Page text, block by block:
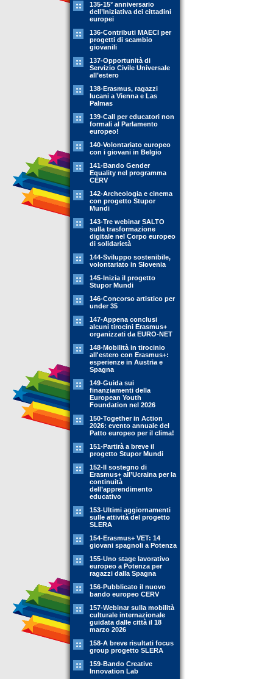
135-15° anniversario
dell’Iniziativa dei cittadini
europei
136-Contributi MAECI per
progetti di scambio
giovanili
137-Opportunità di
Servizio Civile Universale
all’estero
138-Erasmus, ragazzi
lucani a Vienna e Las
Palmas
139-Call per educatori non
formali al Parlamento
europeo!
140-Volontariato europeo
con i giovani in Belgio
141-Bando Gender
Equality nel programma
CERV
142-Archeologia e cinema
con progetto Stupor
Mundi
143-Tre webinar SALTO
sulla trasformazione
digitale nel Corpo europeo
di solidarietà
144-Sviluppo sostenibile,
volontariato in Slovenia
145-Inizia il progetto
Stupor Mundi
146-Concorso artistico per
under 35
147-Appena conclusi
alcuni tirocini Erasmus+
organizzati da EURO-NET
148-Mobilità in tirocinio
all'estero con Erasmus+:
esperienze in Austria e
Spagna
149-Guida sui
finanziamenti della
European Youth
Foundation nel 2026
150-Together in Action
2026: evento annuale del
Patto europeo per il clima!
151-Partirà a breve il
progetto Stupor Mundi
152-Il sostegno di
Erasmus+ all’Ucraina per la
continuità
dell’apprendimento
educativo
153-Ultimi aggiornamenti
sulle attività del progetto
SLERA
154-Erasmus+ VET: 14
giovani spagnoli a Potenza
155-Uno stage lavorativo
europeo a Potenza per
ragazzi dalla Spagna
156-Pubblicato il nuovo
bando europeo CERV
157-Webinar sulla mobilità
culturale internazionale
guidata dalle città il 18
marzo 2026
158-A breve risultati focus
group progetto SLERA
159-Bando Creative
Innovation Lab